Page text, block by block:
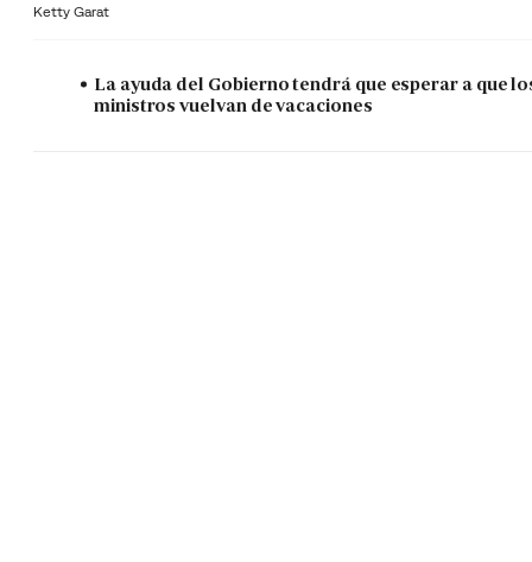
Ketty Garat
La ayuda del Gobierno tendrá que esperar a que
ministros vuelvan de vacaciones